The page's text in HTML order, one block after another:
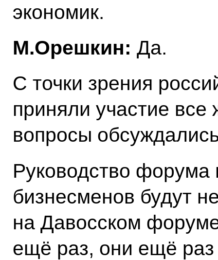
экономик.
М.Орешкин: Да.
С точки зрения
приняли участие
вопросы
Руководство форума
бизнесменов будут
на Давосском
ещё раз, они ещё раз